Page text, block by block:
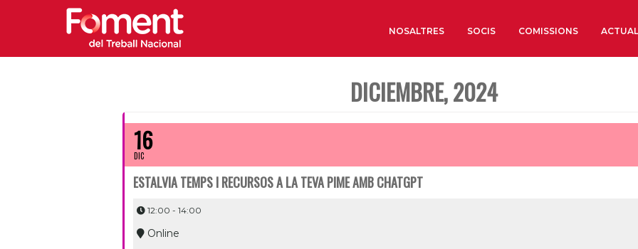
NOSALTRES SOCIS COMISSIONS
DICIEMBRE, 2024
16
DIC
ESTALVIA TEMPS I RECURSOS A LA TEVA PIME AMB CHATGPT
12:00 - 14:00
Online